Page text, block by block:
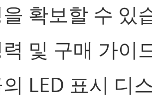
확보할 수 있
및 구매 가이
LED 표시 디